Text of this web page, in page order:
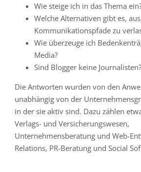
Wie steige ich in das Thema
Welche Alternativen gibt es,
Kommunikationspfade zu
Wie überzeuge ich
Media?
Sind Blogger keine Journalisten?
Die Antworten wurden von den
unabhängig von der
in der sie aktiv sind. Dazu zählen
Verlags- und Versicherungswesen,
Unternehmensberatung und Web-
Relations, PR-Beratung und Social